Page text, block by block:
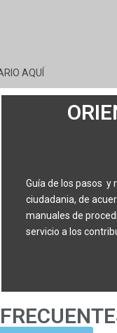
AQUÍ
Guía de los pasos y
ciudadania, de
manuales de
servicio a los